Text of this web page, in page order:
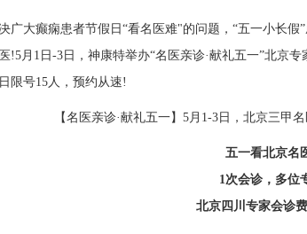
广大癫痫患者节假日“看名医难"的问题，“五一小长
!5月1日-3日，神康特举办“名医亲诊·献礼五一”北京
限号15人，预约从速!
五一看北京名
1次会诊，多位
北京四川专家会诊